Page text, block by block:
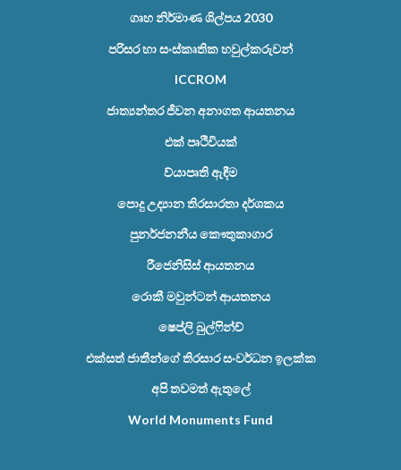
ගෘහ නිර්මාණ ශිල්පය 2030
පරිසර හා සංස්කෘතික හවුල්කරුවන්
ICCROM
ජාත්‍යන්තර ජීවන අනාගත ආයතනය
එක් පෘථිවියක්
ව්යාපෘති ඇඳීම
පොදු උද්‍යාන තිරසාරතා දර්ශකය
පුනර්ජනනීය කෞතුකාගාර
රීජෙනිසිස් ආයතනය
රොකී මවුන්ටන් ආයතනය
ෂෙප්ලි බුල්ෆින්ච්
එක්සත් ජාතීන්ගේ තිරසාර සංවර්ධන ඉලක්ක
අපි තවමත් ඇතුලේ
World Monuments Fund